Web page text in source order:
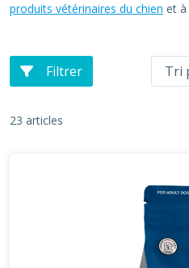
produits vétérinaires du chien et à
Filtrer
23 articles